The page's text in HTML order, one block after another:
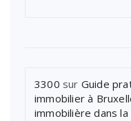
3300 sur Guide
immobilier à
immobilière dans la